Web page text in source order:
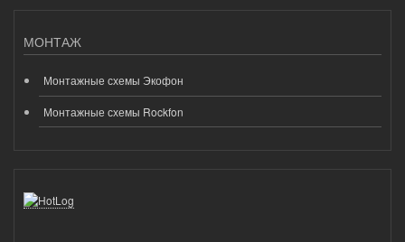
МОНТАЖ
Монтажные схемы Экофон
Монтажные схемы Rockfon